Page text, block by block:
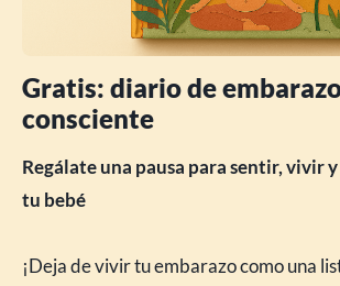
Gratis: diario de
consciente
Regálate una pausa para sentir, vivir
tu bebé
¡Deja de vivir tu embarazo como una